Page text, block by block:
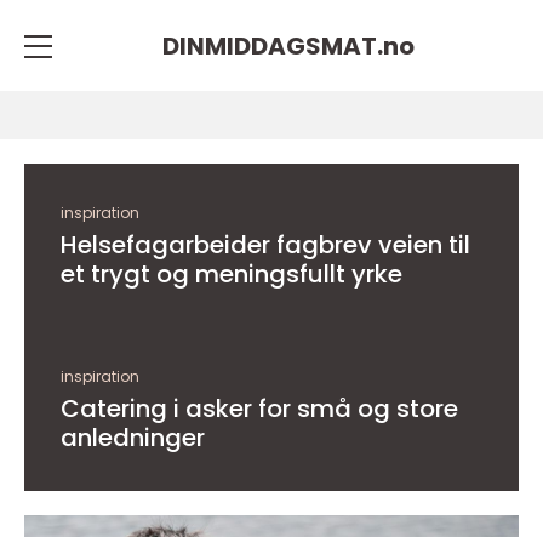
DINMIDDAGSMAT.no
inspiration
Helsefagarbeider fagbrev veien til
et trygt og meningsfullt yrke
inspiration
Catering i asker for små og store
anledninger